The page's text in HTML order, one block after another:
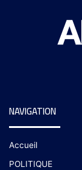
NAVIGATION
Accueil
POLITIQUE